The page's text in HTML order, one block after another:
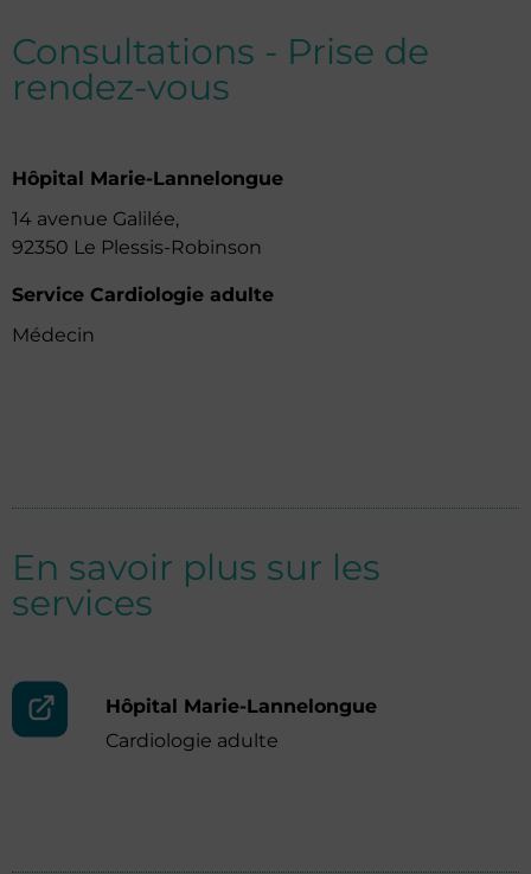
Consultations - Prise de
rendez-vous
Hôpital Marie-Lannelongue
14 avenue Galilée,
92350 Le Plessis-Robinson
Service Cardiologie adulte
Médecin
En savoir plus sur les
services
Hôpital Marie-Lannelongue
Cardiologie adulte